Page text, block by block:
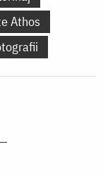
Athos